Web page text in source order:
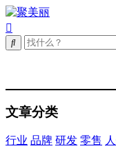
文章分类
行业 品牌 研发 零售